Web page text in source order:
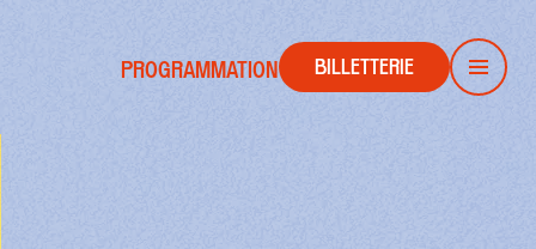
PROGRAMMATION BILLETTERIE Menu